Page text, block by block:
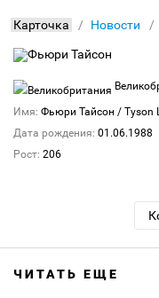
Карточка Новости
Имя: Фьюри Тайсон / Tyson
Дата рождения: 01.06.1988
Рост: 206
ЧИТАТЬ ЕЩЕ